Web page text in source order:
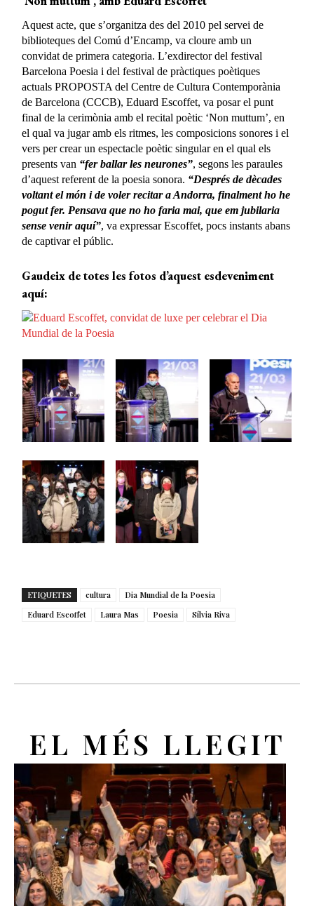
Aquest acte, que s’organitza des del 2010 pel servei de
biblioteques del Comú d’Encamp, va cloure amb un
convidat de primera categoria. L’exdirector del festival
Barcelona Poesia i del festival de pràctiques poètiques
actuals PROPOSTA del Centre de Cultura Contemporània
de Barcelona (CCCB), Eduard Escoffet, va posar el punt
final de la cerimònia amb el recital poètic ‘Non muttum’, en
el qual va jugar amb els ritmes, les composicions sonores i el
vers per crear un espectacle poètic singular en el qual els
presents van “fer ballar les neurones”, segons les paraules
d’aquest referent de la poesia sonora. “Després de dècades
voltant el món i de voler recitar a Andorra, finalment ho he
pogut fer. Pensava que no ho faria mai, que em jubilaria
sense venir aquí”, va expressar Escoffet, pocs instants abans
de captivar el públic.
Gaudeix de totes les fotos d’aquest esdeveniment
aquí:
ETIQUETES cultura
Dia Mundial de la Poesia
Eduard Escoffet
Laura Mas Poesia Sílvia Riva
EL MÉS LLEGIT